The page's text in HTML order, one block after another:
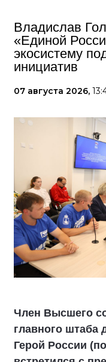
Владислав
«Единой
экосистему
инициатив
07 августа 2026,
Член Высшего
главного
Герой России